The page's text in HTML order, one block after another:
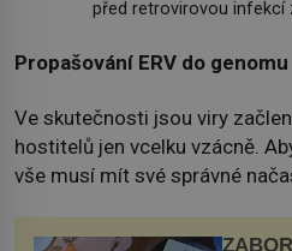
před retrovirovou infekcí
Propašování ERV do genomu
Ve skutečnosti jsou viry
hostitelů jen vcelku vzácně.
vše musí mít své správné